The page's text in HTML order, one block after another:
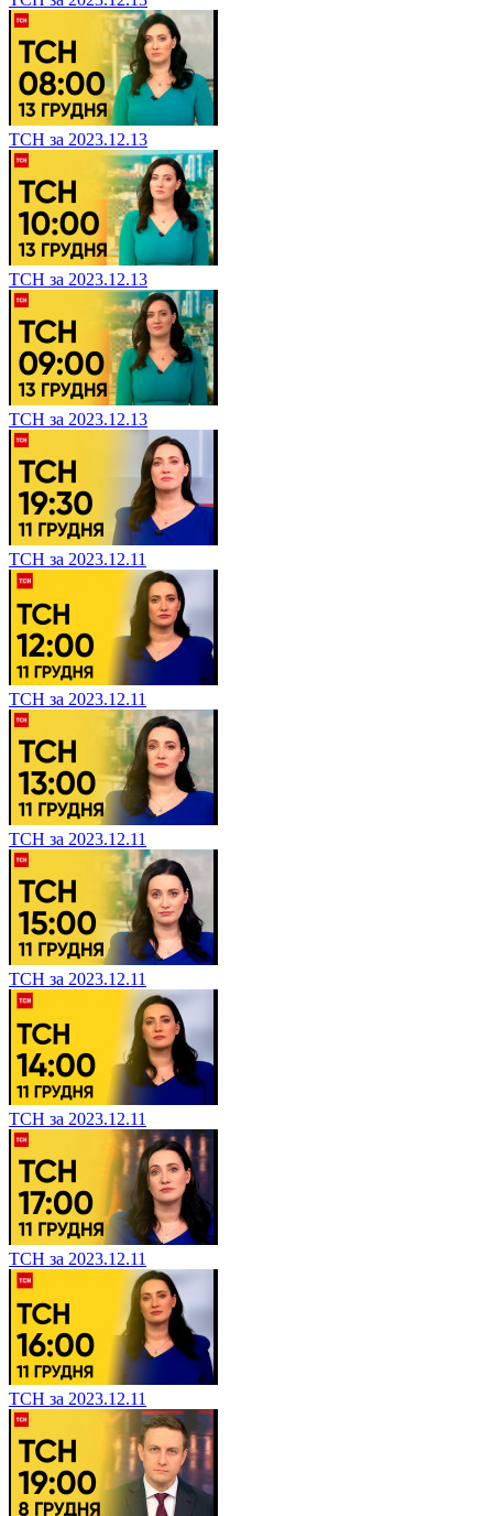
ТСН за 2023.12.13
ТСН за 2023.12.13
ТСН за 2023.12.13
ТСН за 2023.12.11
ТСН за 2023.12.11
ТСН за 2023.12.11
ТСН за 2023.12.11
ТСН за 2023.12.11
ТСН за 2023.12.11
ТСН за 2023.12.11